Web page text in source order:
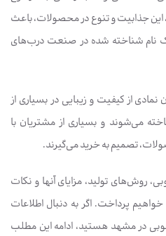
جذابیت و تنوع در محصولات، باعث
نام شناخته شده در صنعت درب‌های
از کیفیت و زیبایی در بسیاری از
می‌شوند و بسیاری از مشتریان با
تصمیم به خرید می‌گیرند.
روش‌های تولید، مزایای آنها و نکات
پرداخت. اگر به دنبال اطلاعات
در مشهد هستید، ادامه این مطلب